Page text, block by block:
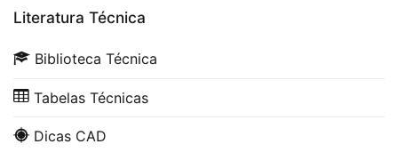
Literatura Técnica
Biblioteca Técnica
Tabelas Técnicas
Dicas CAD